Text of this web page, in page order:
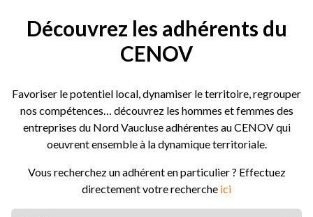
Découvrez les adhérents du
CENOV
Favoriser le potentiel local, dynamiser le territoire, regrouper
nos compétences… découvrez les hommes et femmes des
entreprises du Nord Vaucluse adhérentes au CENOV qui
oeuvrent ensemble à la dynamique territoriale.
Vous recherchez un adhérent en particulier ? Effectuez
directement votre recherche ici